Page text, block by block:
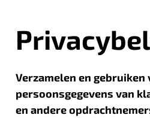
Verzamelen en gebruiken
persoonsgegevens van
en andere